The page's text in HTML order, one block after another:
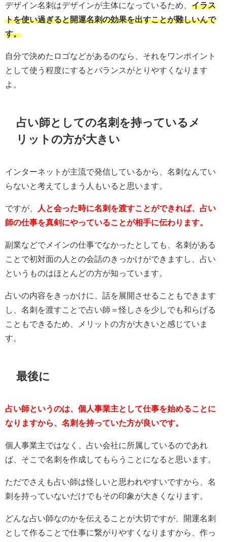
デザイン名刺はデザインが主体になっているため、 イラス
トを使い過ぎると開運名刺の効果を出すことが難しいんで
す。
自分で決めたロゴなどがあるのなら、それをワンポイント
として使う程度にするとバランスがとりやすくなります
よ。
占い師としての名刺を持っているメ
リットの方が大きい
インターネットが主流で発信しているから、名刺なんてい
らないと考えてしまう人もいると思います。
ですが、
人と会った時に名刺を渡すことができれば、占い
師の仕事を真剣にやっていることが相手に伝わります。
副業などでメインの仕事でなかったとしても、名刺がある
ことで初対面の人との会話のきっかけができますし、占い
というものはほとんどの方が知っています。
占いの内容をきっかけに、話を展開させることもできます
し、名刺を渡すことで占い師＝怪しさを少しでも和らげる
こともできるため、メリットの方が大きいと感じていま
す。
最後に
占い師というのは、個人事業主として仕事を始めることに
なりますから、名刺を持っていた方が良いです。
個人事業主ではなく、占い会社に所属しているのであれ
ば、そこで名刺を作成してもらうことになると思います。
ただでさえも占い師は怪しいと思われやすいですから、名
刺を持っていないだけでもその印象が大きくなります。
どんな占い師なのかを伝えることが大切ですが、開運名刺
として作ることで仕事に繋がりやすくなりますから、作っ